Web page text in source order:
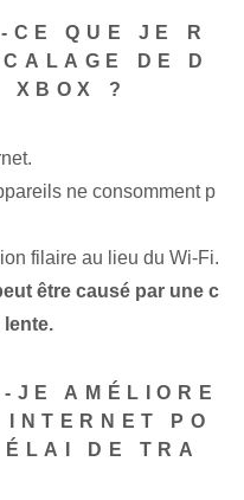
CE QUE JE R
DE D
XBOX ?
ne consomment p
filaire au lieu du Wi-Fi.
être causé par une c
JE AMÉLIORE
INTERNET PO
DE TRA